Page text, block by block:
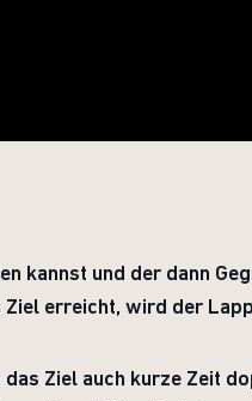
kannst und der dann
erreicht, wird der
Ziel auch kurze Zeit